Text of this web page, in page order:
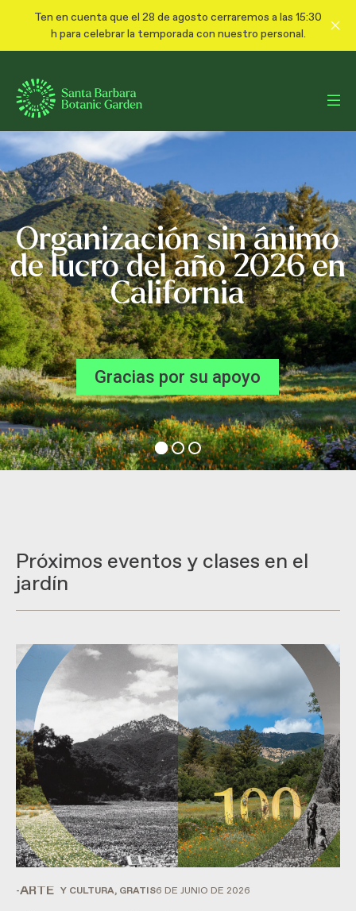
Ten en cuenta que el 28 de agosto cerraremos a las 15:30
h para celebrar la temporada con nuestro personal.
Organización sin ánimo
de lucro del año 2026 en
California
Gracias por su apoyo
Próximos eventos y clases en el
jardín
-ARTE Y CULTURA, GRATIS6 DE JUNIO DE 2026